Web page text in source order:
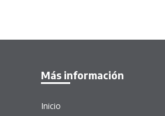
Más información
Inicio